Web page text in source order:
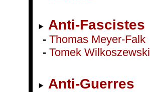
Anti-Fascistes
- Thomas Meyer-Falk
- Tomek Wilkoszewski
Anti-Guerres